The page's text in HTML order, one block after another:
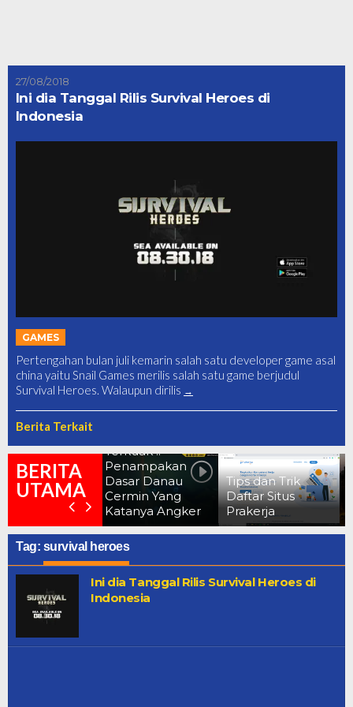
27/08/2018
Ini dia Tanggal Rilis Survival Heroes di
Indonesia
GAMES
Pertengahan bulan juli kemarin salah satu developer game asal
china yaitu Snail Games merilis salah satu game berjudul
Survival Heroes. Walaupun dirilis
Berita Terkait
BERITA
UTAMA
Terkuak !!
Penampakan
Dasar Danau
Cermin Yang
Katanya Angker
Tips dan Trik
Daftar Situs
Prakerja
10 Foto
After Dampak
Corona Saat
Lockdown
Tag: survival heroes
Ini dia Tanggal Rilis Survival Heroes di
Indonesia